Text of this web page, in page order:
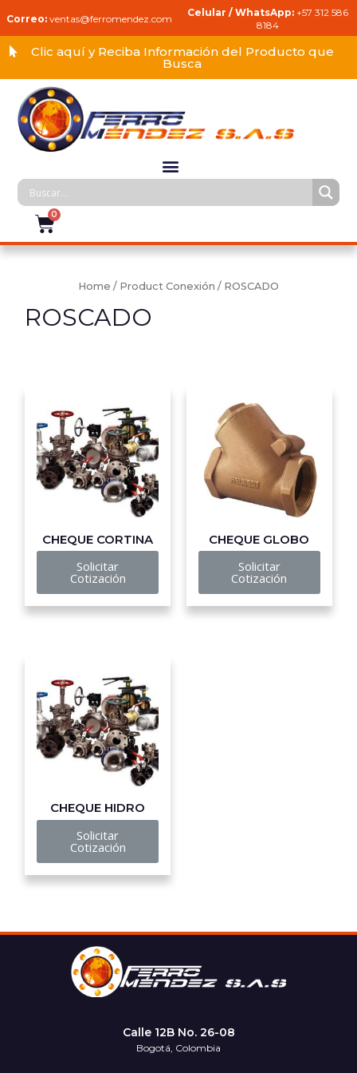
Correo: ventas@ferromendez.com
Celular / WhatsApp: +57 312 586
8184
Clic aquí y Reciba Información del Producto que
Busca
Home / Product Conexión / ROSCADO
ROSCADO
CHEQUE CORTINA
Solicitar
Cotización
CHEQUE GLOBO
Solicitar
Cotización
CHEQUE HIDRO
Solicitar
Cotización
Calle 12B No. 26-08
Bogotá, Colombia